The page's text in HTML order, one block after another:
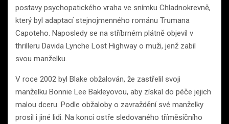
postavy psychopatického vraha ve snímku Chladnokrevně,
který byl adaptací stejnojmenného románu Trumana
Capoteho. Naposledy se na stříbrném plátně objevil v
thrilleru Davida Lynche Lost Highway o muži, jenž zabil
svou manželku.
V roce 2002 byl Blake obžalován, že zastřelil svoji
manželku Bonnie Lee Bakleyovou, aby získal do péče jejich
malou dceru. Podle obžaloby o zavraždění své manželky
prosil i jiné lidi. Na konci ostře sledovaného tříměsíčního